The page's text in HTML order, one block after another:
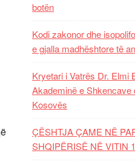
botën
Kodi zakonor dhe
e gjalla madhështore të
Kryetari i Vatrës Dr. Elmi
Akademinë e Shkencave
Kosovës
ÇËSHTJA ÇAME NË
SHQIPËRISË NË VITIN